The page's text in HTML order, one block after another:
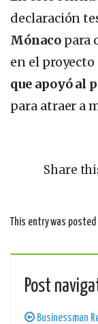
declaración
Mónacopara
en el
que apoyó al
para atraer a
Share
This entry was posted
Post
Businessman